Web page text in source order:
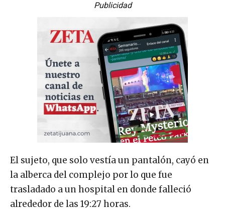
Publicidad
El sujeto, que solo vestía un pantalón, cayó en
la alberca del complejo por lo que fue
trasladado a un hospital en donde falleció
alrededor de las 19:27 horas.